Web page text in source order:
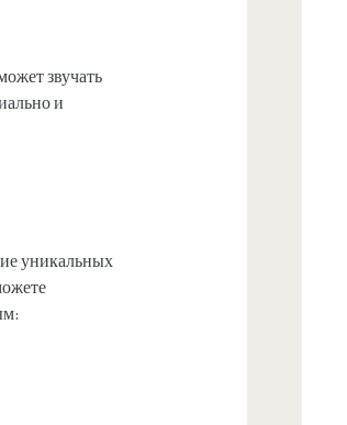
звучать
и
уникальных